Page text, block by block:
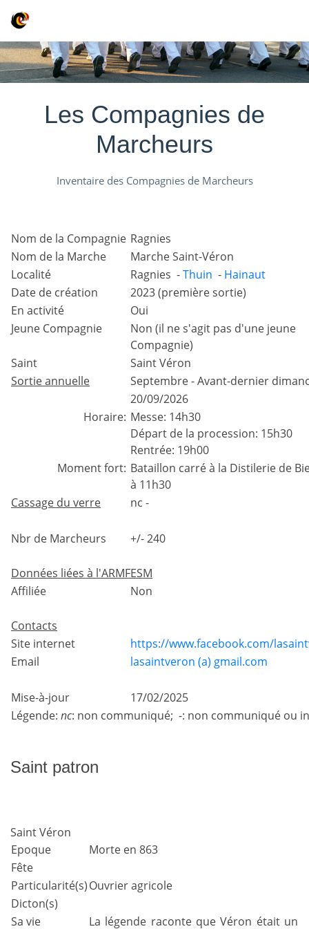
Les Compagnies de
Marcheurs
Inventaire des Compagnies de Marcheurs
Nom de la Compagnie Ragnies
Nom de la Marche
Marche Saint-Véron
Localité
Ragnies -Thuin - Hainaut
Date de création
2023 (première sortie)
En activité
Oui
Jeune Compagnie
Non (il ne s'agit pas d'une jeune
Compagnie)
Saint
Saint Véron
Sortie annuelle
Septembre - Avant-dernier
20/09/2026
Horaire: Messe: 14h30
Départ de la procession: 15h30
Rentrée: 19h00
Moment fort: Bataillon carré à la Distilerie de
à 11h30
Cassage du verre
nc -
Nbr de Marcheurs +/- 240
Données liées à l'ARMFESM
Affiliée
Non
Contacts
Site internet
https://www.facebook.com/
Email
lasaintveron (a) gmail.com
Mise-à-jour
17/02/2025
Légende: nc: non communiqué; -: non communiqué ou
Saint patron
Saint Véron
Epoque
Morte en 863
Fête
Particularité(s)Ouvrier agricole
Dicton(s)
Sa vie
La légende raconte que Véron était un